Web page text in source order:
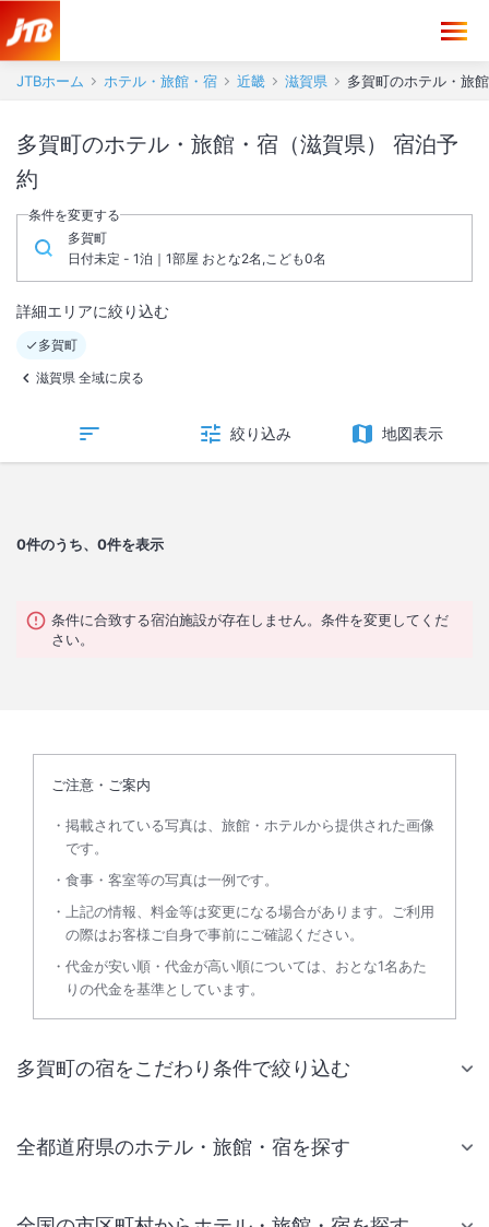
JTBホーム ホテル・旅館・宿 近畿 滋賀県 多賀町のホテル・旅
多賀町のホテル・旅館・宿（滋賀県） 宿泊予
約
条件を変更する
多賀町
日付未定 - 1泊｜1部屋 おとな2名,こども0名
詳細エリアに絞り込む
多賀町
滋賀県 全域に戻る
絞り込み 地図表示
0件のうち、0件を表示
条件に合致する宿泊施設が存在しません。条件を変更してくだ
さい。
ご注意・ご案内
掲載されている写真は、旅館・ホテルから提供された画像
です。
食事・客室等の写真は一例です。
上記の情報、料金等は変更になる場合があります。ご利用
の際はお客様ご自身で事前にご確認ください。
代金が安い順・代金が高い順については、おとな1名あた
りの代金を基準としています。
多賀町の宿をこだわり条件で絞り込む
全都道府県のホテル・旅館・宿を探す